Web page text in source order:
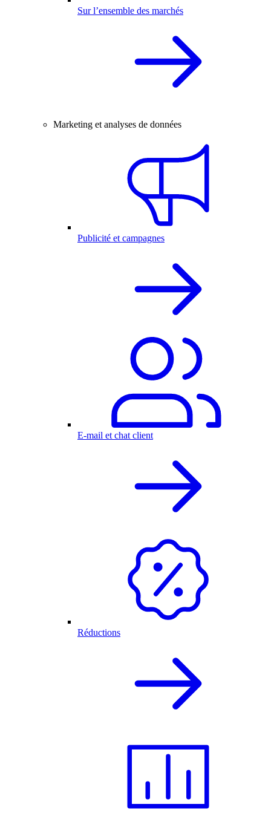
Sur l’ensemble des marchés
Marketing et analyses de données
Publicité et campagnes
E-mail et chat client
Réductions